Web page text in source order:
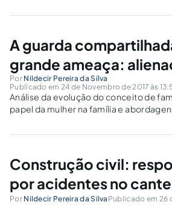
A guarda
grande ameaça:
Por Nildecir Pereira da Silva
Publicado em 24 de Novembro de 2017 às
Análise da evolução do conceito de
papel da mulher na família e
tratando do tema.
Construção civil:
por acidentes no
Por Nildecir Pereira da Silva Publicado em 26